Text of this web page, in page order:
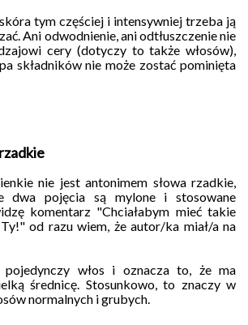
tym częściej i intensywniej trzeba ją
Ani odwodnienie, ani odtłuszczenie nie
cery (dotyczy to także włosów),
składników nie może zostać pominięta
nie jest antonimem słowa rzadkie,
dwa pojęcia są mylone i stosowane
komentarz "Chciałabym mieć takie
od razu wiem, że autor/ka miał/a na
włos i oznacza to, że ma
średnicę. Stosunkowo, to znaczy w
normalnych i grubych.